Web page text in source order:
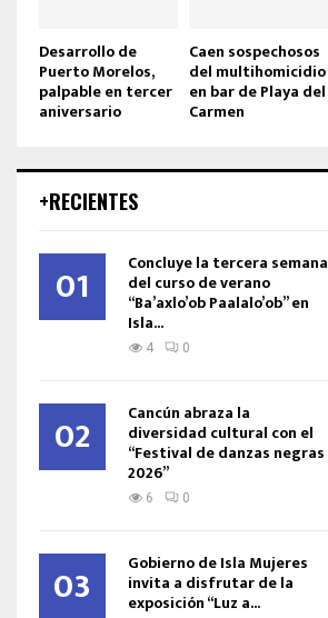
Desarrollo de
Puerto Morelos,
palpable en tercer
aniversario
Caen sospechosos
del multihomicidio
en bar de Playa del
Carmen
+RECIENTES
01 Concluye la tercera semana
del curso de verano
“Ba’axlo’ob Paalalo’ob” en
Isla...
4 0
02 Cancún abraza la
diversidad cultural con el
“Festival de danzas negras
2026”
6 0
03 Gobierno de Isla Mujeres
invita a disfrutar de la
exposición “Luz a...